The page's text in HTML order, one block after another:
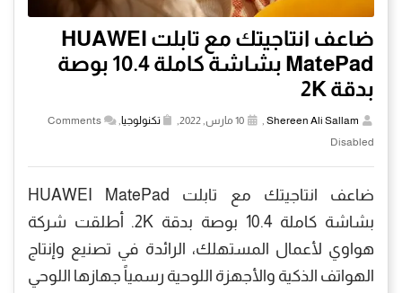
ضاعف انتاجيتك مع تابلت HUAWEI
MatePad بشاشة كاملة 10.4 بوصة
بدقة 2K
Shereen Ali Sallam
, تكنولوجيا,
Comments
Disabled
ضاعف انتاجيتك مع تابلت HUAWEI MatePad
بشاشة كاملة 10.4 بوصة بدقة 2K. أطلقت شركة
هواوي لأعمال المستهلك، الرائدة في تصنيع وإنتاج
الهواتف الذكية والأجهزة اللوحية رسمياً جهازها اللوحي